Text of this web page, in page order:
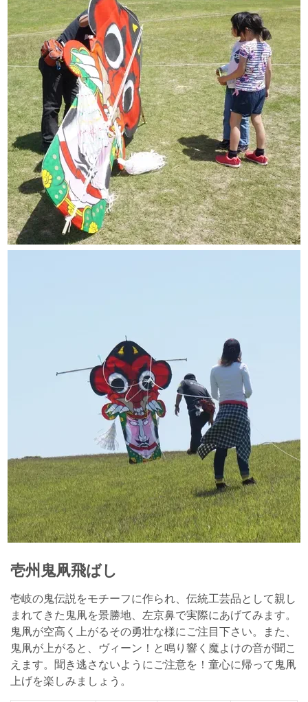
壱州鬼凧飛ばし
壱岐の鬼伝説をモチーフに作られ、伝統工芸品として親し
まれてきた鬼凧を景勝地、左京鼻で実際にあげてみます。
鬼凧が空高く上がるその勇壮な様にご注目下さい。また、
鬼凧が上がると、ヴィーン！と鳴り響く魔よけの音が聞こ
えます。聞き逃さないようにご注意を！童心に帰って鬼凧
上げを楽しみましょう。